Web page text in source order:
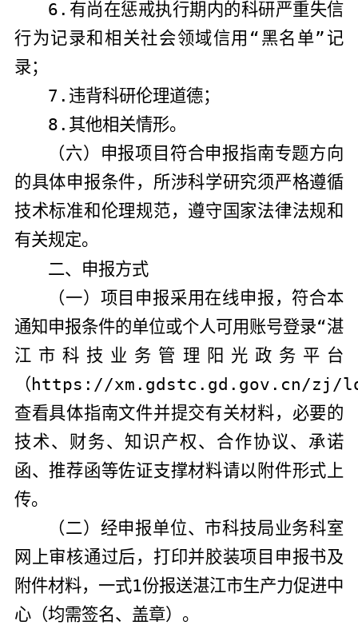
6. 有尚在惩戒执行期内的科研严重失信
行为记录和相关社会领域信用“黑名单”记
录；
7. 违背科研伦理道德；
8. 其他相关情形。
（六）申报项目符合申报指南专题方向
的具体申报条件，所涉科学研究须严格遵循
技术标准和伦理规范，遵守国家法律法规和
有关规定。
二、申报方式
（一）项目申报采用在线申报，符合本
通知申报条件的单位或个人可用账号登录“湛
江市科技业务管理阳光政务平台
（https://xm.gdstc.gd.gov.cn/zj/
查看具体指南文件并提交有关材料，必要的
技术、财务、知识产权、合作协议、承诺
函、推荐函等佐证支撑材料请以附件形式上
传。
（二）经申报单位、市科技局业务科室
网上审核通过后，打印并胶装项目申报书及
附件材料，一式1份报送湛江市生产力促进中
心（均需签名、盖章）。